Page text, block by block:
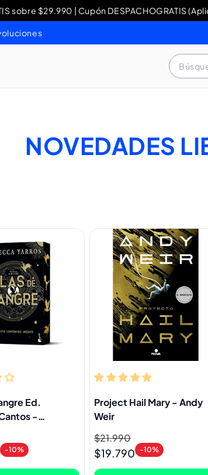
sobre $29.990 | Cupón DESPACHOGRATIS
y Devoluciones: contacto WhatsApp + 56 9
NOVEDADES
Ed.
-
-10%
Project Hail Mary - Andy
Weir
Precio
habitual
$21.990
Precio
de
oferta
$19.790 -10%